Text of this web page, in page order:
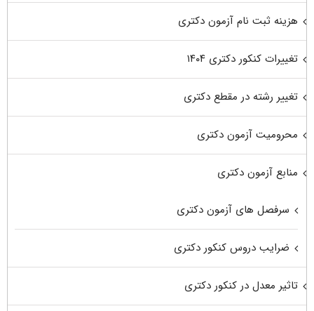
هزینه ثبت نام آزمون دکتری
تغییرات کنکور دکتری ۱۴۰۴
تغییر رشته در مقطع دکتری
محرومیت آزمون دکتری
منابع آزمون دکتری
سرفصل های آزمون دکتری
ضرایب دروس کنکور دکتری
تاثیر معدل در کنکور دکتری